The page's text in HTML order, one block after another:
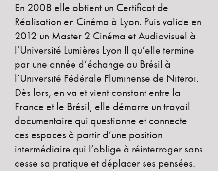
En 2008 elle obtient un Certificat de
Réalisation en Cinéma à Lyon. Puis valide en
2012 un Master 2 Cinéma et Audiovisuel à
l’Université Lumières Lyon II qu’elle termine
par une année d’échange au Brésil à
l’Université Fédérale Fluminense de Niteroï.
Dès lors, en va et vient constant entre la
France et le Brésil, elle démarre un travail
documentaire qui questionne et connecte
ces espaces à partir d’une position
intermédiaire qui l’oblige à réinterroger sans
cesse sa pratique et déplacer ses pensées.